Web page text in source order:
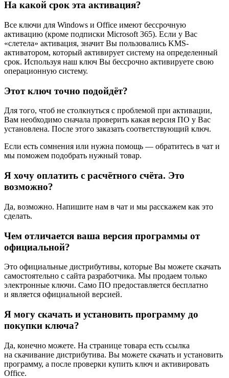
На какой срок эта активация?
Все ключи для Windows и Office имеют бессрочную
активацию (кроме подписки Microsoft 365). Если у Вас
«слетела» активация, значит Вы пользовались KMS-
активатором, который активирует систему на определенный
срок. Используя наш ключ Вы бессрочно активируете свою
операционную систему.
Этот ключ точно подойдёт?
Для того, чтоб не столкнуться с проблемой при активации,
Вам необходимо сначала проверить какая версия ПО у Вас
установлена. После этого заказать соответствующий ключ.
Если есть сомнения или нужна помощь — обратитесь в чат и
мы поможем подобрать нужный товар.
Я хочу оплатить с расчётного счёта. Это
возможно?
Да, возможно. Напишите нам в чат и мы расскажем как это
сделать.
Чем отличается ваша версия программы от
официальной?
Это официальные дистрибутивы, которые Вы можете скачать
самостоятельно с сайта разработчика. Мы продаем только
электронные ключи. Само ПО предоставляется бесплатно
и является официальной версией.
Я могу скачать и установить программу до
покупки ключа?
Да, конечно можете. На странице товара есть ссылка
на скачивание дистрибутива. Вы можете скачать и установить
программу, а после проверки купить ключ и активировать
Office.